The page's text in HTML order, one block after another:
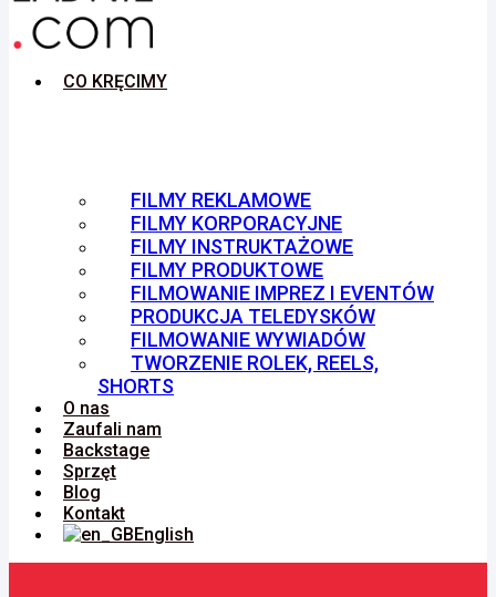
CO KRĘCIMY
FILMY REKLAMOWE
FILMY KORPORACYJNE
FILMY INSTRUKTAŻOWE
FILMY PRODUKTOWE
FILMOWANIE IMPREZ I EVENTÓW
PRODUKCJA TELEDYSKÓW
FILMOWANIE WYWIADÓW
TWORZENIE ROLEK, REELS,
SHORTS
O nas
Zaufali nam
Backstage
Sprzęt
Blog
Kontakt
English